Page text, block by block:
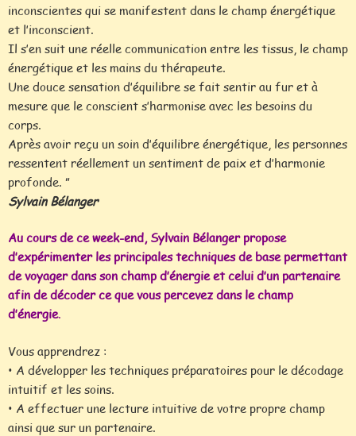
inconscientes qui se manifestent dans le champ énergétique
et l’inconscient.
Il s’en suit une réelle communication entre les tissus, le champ
énergétique et les mains du thérapeute.
Une douce sensation d’équilibre se fait sentir au fur et à
mesure que le conscient s’harmonise avec les besoins du
corps.
Après avoir reçu un soin d’équilibre énergétique, les personnes
ressentent réellement un sentiment de paix et d’harmonie
profonde. ”
Sylvain Bélanger
Au cours de ce week-end, Sylvain Bélanger propose
d’expérimenter les principales techniques de base permettant
de voyager dans son champ d’énergie et celui d’un partenaire
afin de décoder ce que vous percevez dans le champ
d’énergie.
Vous apprendrez :
• A développer les techniques préparatoires pour le décodage
intuitif et les soins.
• A effectuer une lecture intuitive de votre propre champ
ainsi que sur un partenaire.